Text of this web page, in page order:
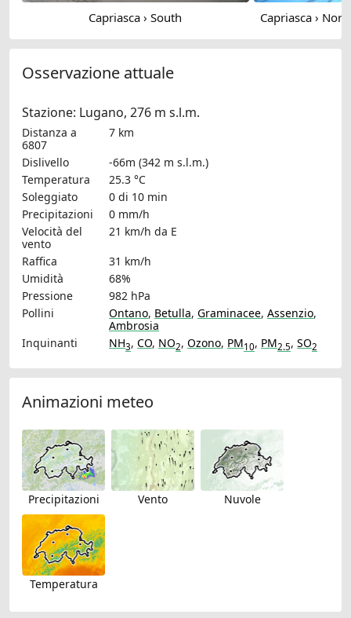
Capriasca › South
Osservazione attuale
Stazione: Lugano, 276 m s.l.m.
Distanza a
6807
7 km
Dislivello
-66m (342 m s.l.m.)
Temperatura
25.3 °C
Soleggiato
0 di 10 min
Precipitazioni
0 mm/h
Velocità del
vento
21 km/h da E
Raffica
31 km/h
Umidità
68%
Pressione
982 hPa
Pollini
Ontano, Betulla, Graminacee, Assenzio,
Ambrosia
Inquinanti
NH3, CO, NO2, Ozono, PM10, PM2.5, SO2
Animazioni meteo
Precipitazioni Vento Nuvole
Temperatura